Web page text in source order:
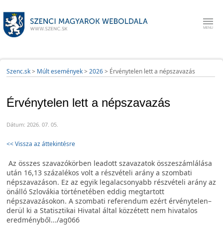
Szenc.sk> Múlt események> 2026> Érvénytelen lett a népszavazás
Érvénytelen lett a népszavazás
Dátum: 2026. 07. 05.
<< Vissza az áttekintésre
Az összes szavazókörben leadott szavazatok összeszámlálása
után 16,13 százalékos volt a részvételi arány a szombati
népszavazáson. Ez az egyik legalacsonyabb részvételi arány az
önálló Szlovákia történetében eddig megtartott
népszavazásokon. A szombati referendum ezért érvénytelen–
derül ki a Statisztikai Hivatal által közzétett nem hivatalos
eredményből.../ag066